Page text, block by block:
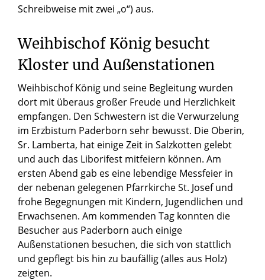
Schreibweise mit zwei „o“) aus.
Weihbischof König besucht
Kloster und Außenstationen
Weihbischof König und seine Begleitung wurden
dort mit überaus großer Freude und Herzlichkeit
empfangen. Den Schwestern ist die Verwurzelung
im Erzbistum Paderborn sehr bewusst. Die Oberin,
Sr. Lamberta, hat einige Zeit in Salzkotten gelebt
und auch das Liborifest mitfeiern können. Am
ersten Abend gab es eine lebendige Messfeier in
der nebenan gelegenen Pfarrkirche St. Josef und
frohe Begegnungen mit Kindern, Jugendlichen und
Erwachsenen. Am kommenden Tag konnten die
Besucher aus Paderborn auch einige
Außenstationen besuchen, die sich von stattlich
und gepflegt bis hin zu baufällig (alles aus Holz)
zeigten.